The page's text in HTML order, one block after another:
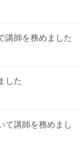
講師を務めました
した
て講師を務めまし